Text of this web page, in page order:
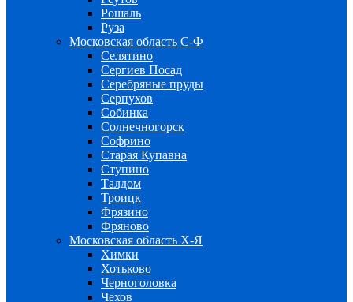
Рошаль
Руза
Московская область С-Ф
Селятино
Сергиев Посад
Серебряные пруды
Серпухов
Собинка
Солнечногорск
Софрино
Старая Купавна
Ступино
Талдом
Троицк
Фрязино
Фряново
Московская область Х-Я
Химки
Хотьково
Черноголовка
Чехов